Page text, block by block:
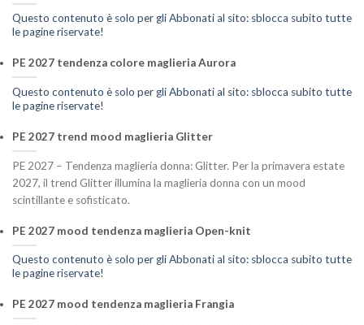
Questo contenuto è solo per gli Abbonati al sito: sblocca subito tutte
le pagine riservate!
PE 2027 tendenza colore maglieria Aurora
Questo contenuto è solo per gli Abbonati al sito: sblocca subito tutte
le pagine riservate!
PE 2027 trend mood maglieria Glitter
PE 2027 – Tendenza maglieria donna: Glitter. Per la primavera estate
2027, il trend Glitter illumina la maglieria donna con un mood
scintillante e sofisticato.
PE 2027 mood tendenza maglieria Open-knit
Questo contenuto è solo per gli Abbonati al sito: sblocca subito tutte
le pagine riservate!
PE 2027 mood tendenza maglieria Frangia